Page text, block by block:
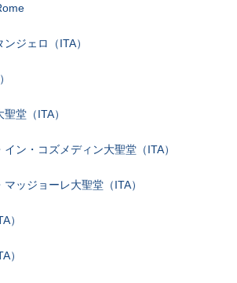
ジェロ（ITA）
堂（ITA）
ン・コズメディン大聖堂（ITA）
ッジョーレ大聖堂（ITA）
）
）